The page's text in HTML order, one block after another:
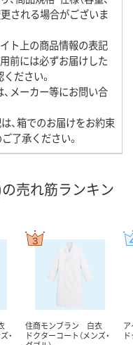
更される場合がございま
ト上の商品情報の表記
前には必ずお届けした
ださい。
メーカー等にお問い合
、箱でのお届けをお約束
了承ください。
売れ筋ランキン
・
住商モンブラン 白衣
ドクターコート（メンズ・